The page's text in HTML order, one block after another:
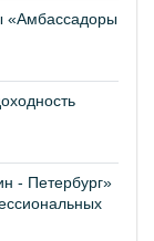
«Амбассадоры
- Петербург»